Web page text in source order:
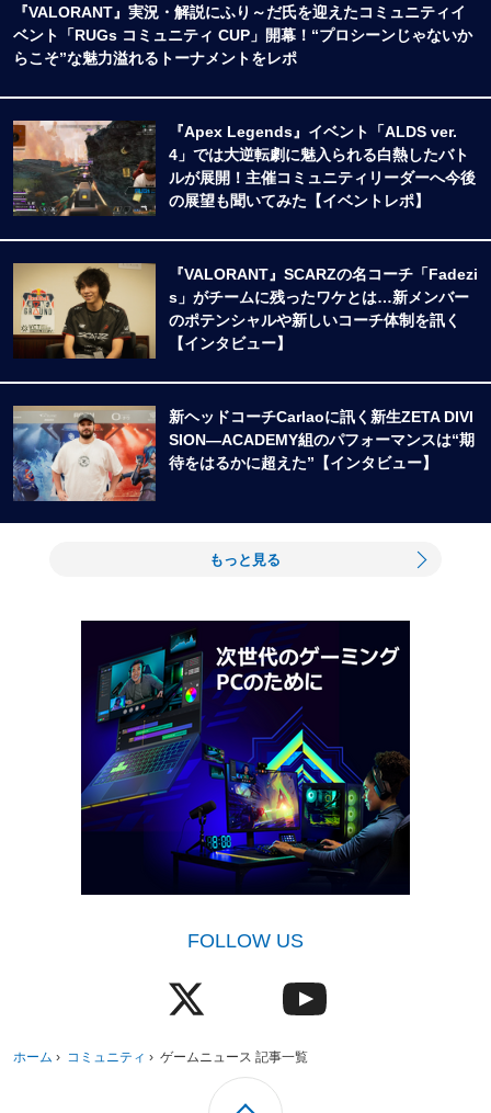
『VALORANT』実況・解説にふり～だ氏を迎えたコミュニティイ
ベント「RUGs コミュニティ CUP」開幕！“プロシーンじゃないか
らこそ”な魅力溢れるトーナメントをレポ
『Apex Legends』イベント「ALDS ver.
4」では大逆転劇に魅入られる白熱したバト
ルが展開！主催コミュニティリーダーへ今後
の展望も聞いてみた【イベントレポ】
『VALORANT』SCARZの名コーチ「Fadezi
s」がチームに残ったワケとは…新メンバー
のポテンシャルや新しいコーチ体制を訊く
【インタビュー】
新ヘッドコーチCarlaoに訊く新生ZETA DIVI
SION―ACADEMY組のパフォーマンスは“期
待をはるかに超えた”【インタビュー】
もっと見る
FOLLOW US
ホーム › コミュニティ › ゲームニュース 記事一覧